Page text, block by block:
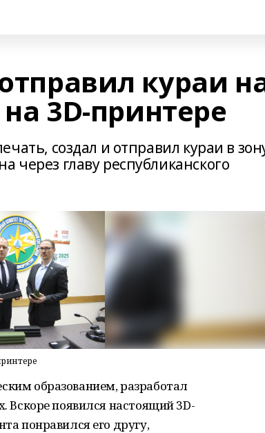
кураи
3D-принтере
создал и отправил кураи в
главу республиканского
образованием, разработал
Вскоре появился настоящий 3D-
понравился его другу,